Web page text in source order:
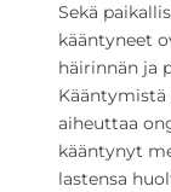
Sekä
kääntyneet
häirinnän ja
Kääntymistä
aiheuttaa
kääntynyt
lastensa